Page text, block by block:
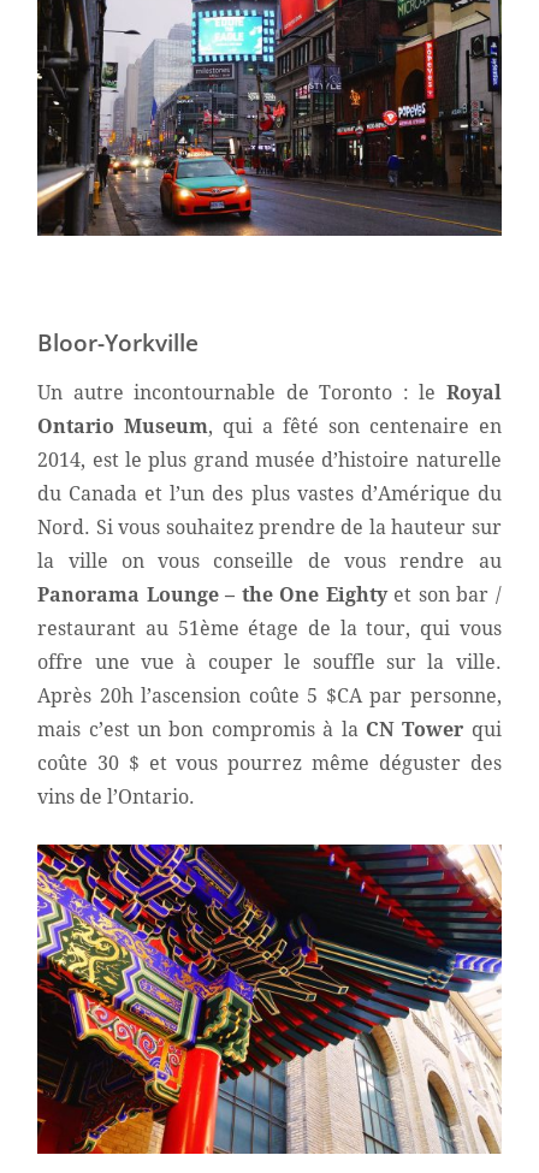
Bloor-Yorkville
Un autre incontournable de Toronto : le Royal
Ontario Museum, qui a fêté son centenaire en
2014, est le plus grand musée d’histoire naturelle
du Canada et l’un des plus vastes d’Amérique du
Nord. Si vous souhaitez prendre de la hauteur sur
la ville on vous conseille de vous rendre au
Panorama Lounge – the One Eightyet son bar /
restaurant au 51ème étage de la tour, qui vous
offre une vue à couper le souffle sur la ville.
Après 20h l’ascension coûte 5 $CA par personne,
mais c’est un bon compromis à la CN Tower qui
coûte 30 $ et vous pourrez même déguster des
vins de l’Ontario.